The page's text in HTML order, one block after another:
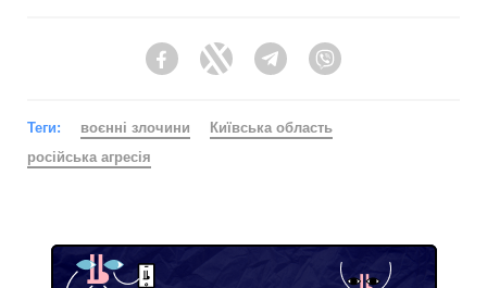
FacebookTwitter Telegram
Теги: воєнні злочини
Київська область
російська агресія